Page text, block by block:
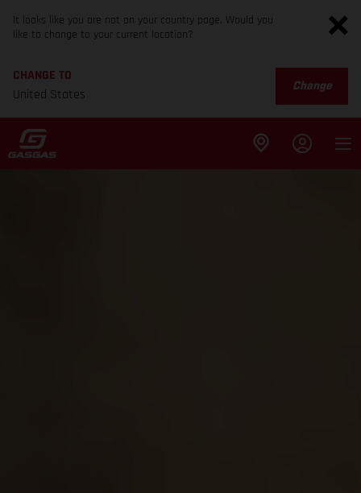
It looks like you are not on your country page. Would you
like to change to your current location?
CHANGE TO
United States
Change